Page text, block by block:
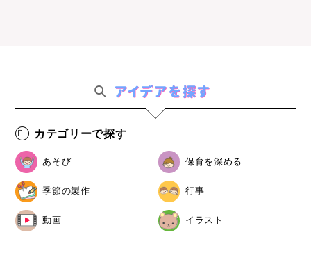
カテゴリーで探す
あそび 保育を深める
季節の製作 行事
動画 イラスト